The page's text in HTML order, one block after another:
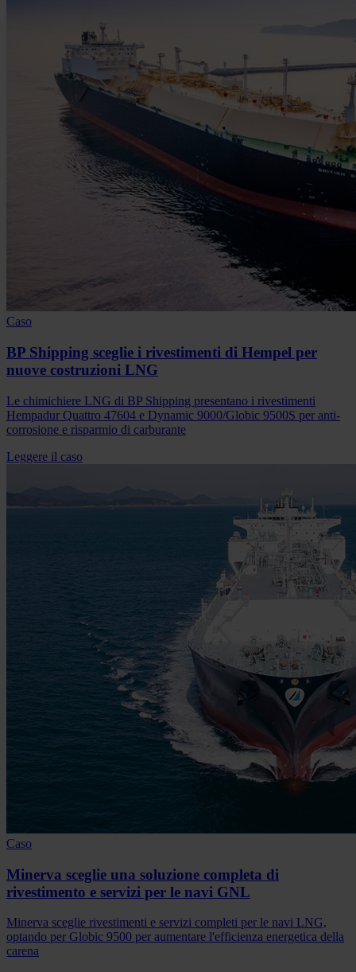
Caso
BP Shipping sceglie i rivestimenti di Hempel per
nuove costruzioni LNG
Le chimichiere LNG di BP Shipping presentano i rivestimenti
Hempadur Quattro 47604 e Dynamic 9000/Globic 9500S per anti-
corrosione e risparmio di carburante
Leggere il caso
Caso
Minerva sceglie una soluzione completa di
rivestimento e servizi per le navi GNL
Minerva sceglie rivestimenti e servizi completi per le navi LNG,
optando per Globic 9500 per aumentare l'efficienza energetica della
carena